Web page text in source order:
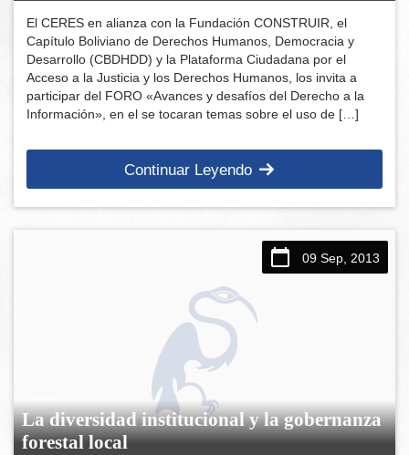
El CERES en alianza con la Fundación CONSTRUIR, el
Capítulo Boliviano de Derechos Humanos, Democracia y
Desarrollo (CBDHDD) y la Plataforma Ciudadana por el
Acceso a la Justicia y los Derechos Humanos, los invita a
participar del FORO «Avances y desafíos del Derecho a la
Información», en el se tocaran temas sobre el uso de […]
Continuar Leyendo
09 Sep, 2013
La diversidad institucional y la gobernanza
forestal local